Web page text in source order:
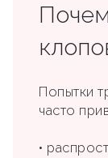
Попытки
часто
•